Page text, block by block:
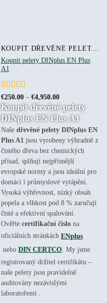
KOUPIT DŘEVĚNÉ PELETY ONLINE
Koupit pelety DINplus EN Plus
A1
Hodnocení
3.5z 5
€250.00 – €4,950.00Rozpětí
cen:
€250.00
až
€4,950.00
Koupit dřevěné pelety
DINplus EN Plus A1
Naše dřevěné pelety DINplus EN
Plus A1jsou vyrobeny výhradně z
čistého dřeva bez chemických
přísad, splňují nejpřísnější
evropské normy a jsou ideální pro
domácí i průmyslové vytápění.
Vysoká výhřevnost, nízký obsah
popela a vlhkost pod 8 % zaručují
čisté a efektivní spalování.
Ověřte certifikační číslona
oficiálních stránkách ENplus
nebo DIN CERTCO. My jsme
registrovaný držitel certifikátu –
naše pelety jsou pravidelně
auditovány nezávislými
laboratořemi .